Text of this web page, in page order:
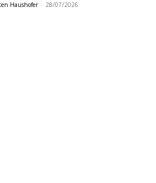
Haushofer - 28/07/2026